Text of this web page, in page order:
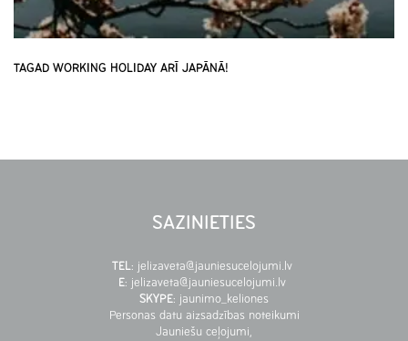
TAGAD WORKING HOLIDAY ARĪ JAPĀNĀ!
SAZINIETIES
TEL: jelizaveta@jauniesucelojumi.lv
E: jelizaveta@jauniesucelojumi.lv
SKYPE: jaunimo_keliones
Personas datu aizsadzības noteikumi
Jauniešu ceļojumi,